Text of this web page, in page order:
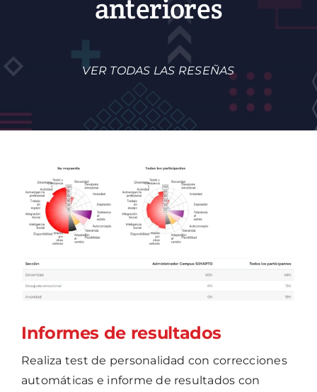
anteriores
VER TODAS LAS RESEÑAS
Informes de resultados
Realiza test de personalidad con correcciones
automáticas e informe de resultados con